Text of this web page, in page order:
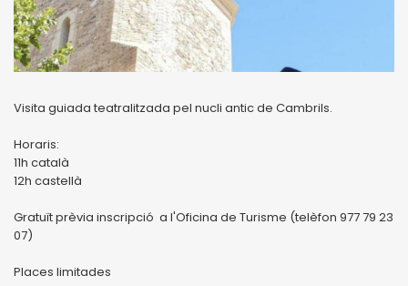
Visita guiada teatralitzada pel nucli antic de Cambrils.
Horaris:
11h català
12h castellà
Gratuït prèvia inscripció a l'Oficina de Turisme (telèfon 977 79 23
07)
Places limitades